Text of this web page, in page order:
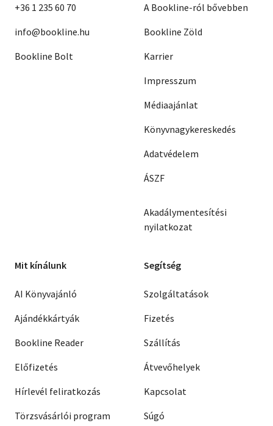
+36 1 235 60 70
info@bookline.hu
Bookline Bolt
A Bookline-ról bővebben
Bookline Zöld
Karrier
Impresszum
Médiaajánlat
Könyvnagykereskedés
Adatvédelem
ÁSZF
Akadálymentesítési
nyilatkozat
Mit kínálunk
AI Könyvajánló
Ajándékkártyák
Bookline Reader
Előfizetés
Hírlevél feliratkozás
Törzsvásárlói program
Segítség
Szolgáltatások
Fizetés
Szállítás
Átvevőhelyek
Kapcsolat
Súgó